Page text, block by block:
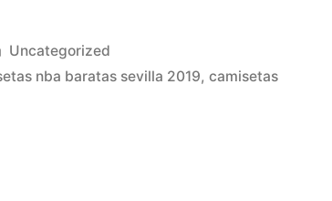
Publicado
en
Uncategorized
nba baratas sevilla 2019,camisetas